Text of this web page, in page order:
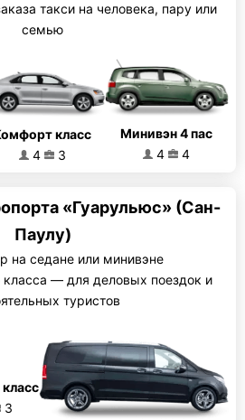
такси на человека, пару или
семью
класс
4
3
Минивэн 4 пас
4
4
«Гуарульюс» (Сан-
Паулу)
на седане или минивэне
класса — для деловых поездок и
туристов
3